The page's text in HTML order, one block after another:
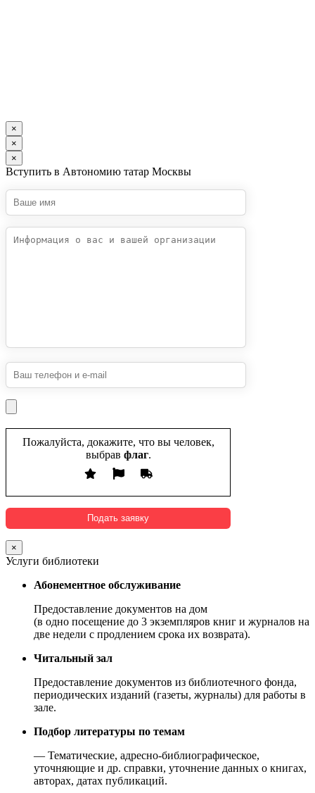
×
×
×
Вступить в Автономию татар Москвы
Пожалуйста, докажите, что вы человек,
выбрав флаг.
×
Услуги библиотеки
Абонементное обслуживание
Предоставление документов на дом
(в одно посещение до 3 экземпляров книг и журналов на
две недели с продлением срока их возврата).
Читальный зал
Предоставление документов из библиотечного фонда,
периодических изданий (газеты, журналы) для работы в
зале.
Подбор литературы по темам
— Тематические, адресно-библиографическое,
уточняющие и др. справки, уточнение данных о книгах,
авторах, датах публикаций.